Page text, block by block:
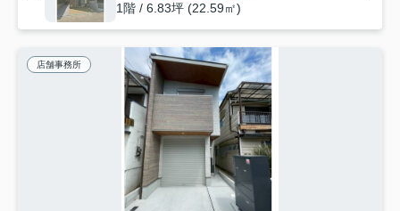
1階 / 6.83坪 (22.59㎡)
店舗事務所